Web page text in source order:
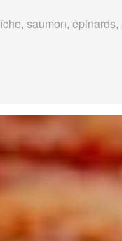
saumon,